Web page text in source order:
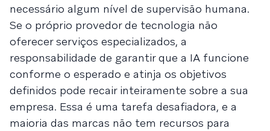
necessário algum nível de supervisão humana.
Se o próprio provedor de tecnologia não
oferecer serviços especializados, a
responsabilidade de garantir que a IA funcione
conforme o esperado e atinja os objetivos
definidos pode recair inteiramente sobre a sua
empresa. Essa é uma tarefa desafiadora, e a
maioria das marcas não tem recursos para